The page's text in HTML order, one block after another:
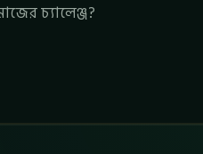
চ্যালেঞ্জ?